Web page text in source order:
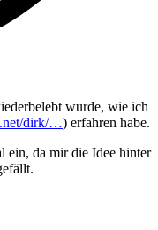
wurde, wie ich
dirk/…) erfahren habe.
ein, da mir die Idee hinter